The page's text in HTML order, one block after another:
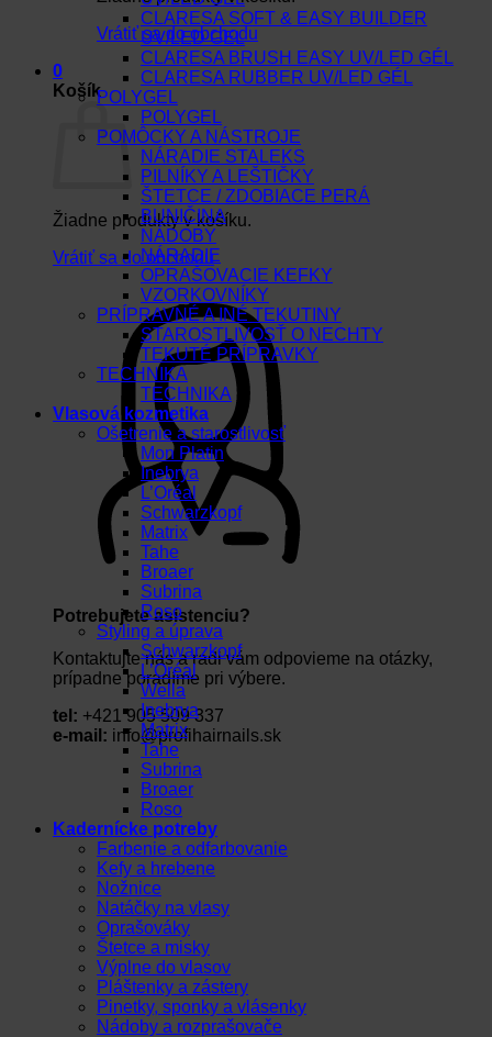
Vrátiť sa do obchodu
0
Košík
Žiadne produkty v košíku.
Vrátiť sa do obchodu
Potrebujete asistenciu?
Kontaktujte nás a radi vám odpovieme na otázky,
prípadne poradíme pri výbere.
tel: +421 905 509 337
e-mail: info@profihairnails.sk
CLARESA SOFT & EASY BUILDER
UV/LED GEL
CLARESA BRUSH EASY UV/LED GÉL
CLARESA RUBBER UV/LED GÉL
POLYGEL
POLYGEL
POMÔCKY A NÁSTROJE
NÁRADIE STALEKS
PILNÍKY A LEŠTIČKY
ŠTETCE / ZDOBIACE PERÁ
BUNIČINA
NÁDOBY
NÁRADIE
OPRAŠOVACIE KEFKY
VZORKOVNÍKY
PRÍPRAVNÉ A INÉ TEKUTINY
STAROSTLIVOSŤ O NECHTY
TEKUTÉ PRÍPRAVKY
TECHNIKA
TECHNIKA
Vlasová kozmetika
Ošetrenie a starostlivosť
Mon Platin
Inebrya
L’Oréal
Schwarzkopf
Matrix
Tahe
Broaer
Subrina
Roso
Styling a úprava
Schwarzkopf
L’Oréal
Wella
Inebrya
Matrix
Tahe
Subrina
Broaer
Roso
Kadernícke potreby
Farbenie a odfarbovanie
Kefy a hrebene
Nožnice
Natáčky na vlasy
Oprašováky
Štetce a misky
Výplne do vlasov
Pláštenky a zástery
Pinetky, sponky a vlásenky
Nádoby a rozprašovače